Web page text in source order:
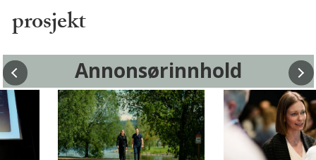
prosjekt
Annonsørinnhold